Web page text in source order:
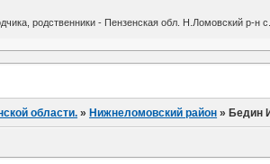
родственники - Пензенская обл. Н.Ломовский р-н
области. » Нижнеломовский район » Бедин